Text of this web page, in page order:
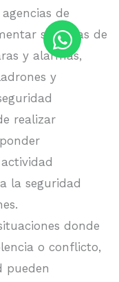
de
sistemas de
y alarmas,
y
realizar
la seguridad
donde
o conflicto,
pueden